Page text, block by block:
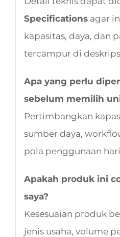
Specificationsagar
kapasitas, daya, dan
tercampur di
Apa yang perlu
sebelum memilih
Pertimbangkan
sumber daya,
pola penggunaan
Apakah produk ini
saya?
Kesesuaian produk
jenis usaha, volume